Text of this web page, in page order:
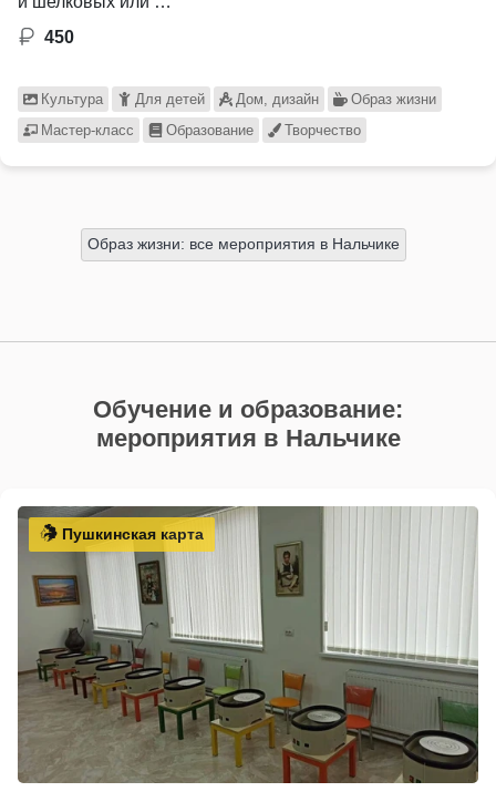
450
Культура Для детей Дом, дизайн
Образ жизни
Мастер-класс
Образование Творчество
Образ жизни: все мероприятия в Нальчике
Обучение и образование:
мероприятия в Нальчике
Пушкинская карта